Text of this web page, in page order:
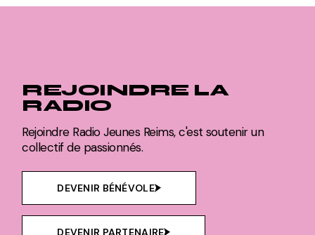
REJOINDRE LA
RADIO
Rejoindre Radio Jeunes Reims, c'est soutenir un
collectif de passionnés.
DEVENIR BÉNÉVOLE
DEVENIR PARTENAIRE